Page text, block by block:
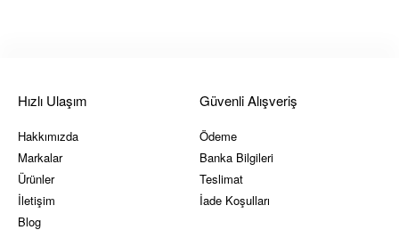
Hızlı Ulaşım
Hakkımızda
Markalar
Ürünler
İletişim
Blog
Güvenli Alışveriş
Ödeme
Banka Bilgileri
Teslimat
İade Koşulları